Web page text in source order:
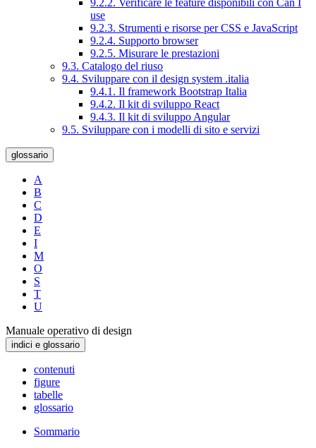
9.2.2. Verificare le feature disponibili con Can I
use
9.2.3. Strumenti e risorse per CSS e JavaScript
9.2.4. Supporto browser
9.2.5. Misurare le prestazioni
9.3. Catalogo del riuso
9.4. Sviluppare con il design system .italia
9.4.1. Il framework Bootstrap Italia
9.4.2. Il kit di sviluppo React
9.4.3. Il kit di sviluppo Angular
9.5. Sviluppare con i modelli di sito e servizi
glossario
A
B
C
D
E
I
M
O
S
T
U
Manuale operativo di design
indici e glossario
contenuti
figure
tabelle
glossario
Sommario